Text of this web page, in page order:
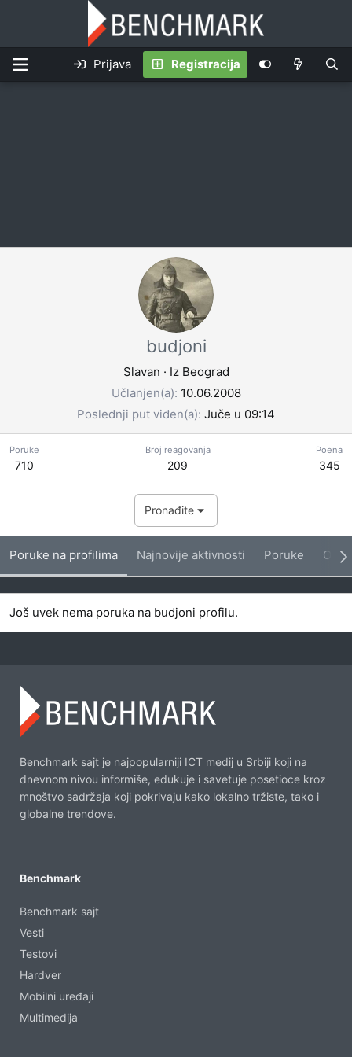
Prijava Registracija
budjoni
Slavan · Iz Beograd
Učlanjen(a) 10.06.2008
Poslednji put viđen(a) Juče u 09:14
Poruke
710
Broj reagovanja
209
Poena
345
Pronađite
Poruke na profilima Najnovije aktivnosti Poruke O
Još uvek nema poruka na budjoni profilu.
Benchmark sajt je najpopularniji ICT medij u Srbiji koji na
dnevnom nivou informiše, edukuje i savetuje posetioce kroz
mnoštvo sadržaja koji pokrivaju kako lokalno tržiste, tako i
globalne trendove.
Benchmark
Benchmark sajt
Vesti
Testovi
Hardver
Mobilni uređaji
Multimedija